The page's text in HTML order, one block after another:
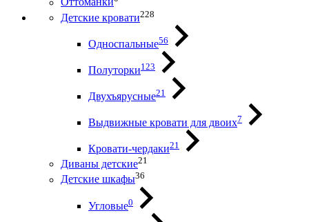
Детские кровати228
Односпальные56
Полуторки123
Двухъярусные21
Выдвижные кровати для двоих7
Кровати-чердаки21
Диваны детские21
Детские шкафы36
Угловые0